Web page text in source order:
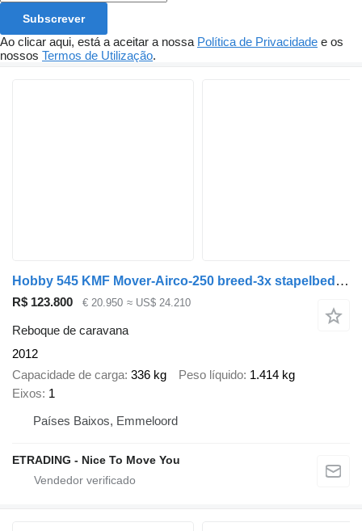
Subscrever
Ao clicar aqui, está a aceitar a nossa Política de Privacidade e os
nossos Termos de Utilização.
Hobby 545 KMF Mover-Airco-250 breed-3x stapelbed TOPSTAAT
R$ 123.800 € 20.950 ≈ US$ 24.210
Reboque de caravana
2012
Capacidade de carga 336 kg Peso líquido 1.414 kg
Eixos 1
Países Baixos, Emmeloord
ETRADING - Nice To Move You